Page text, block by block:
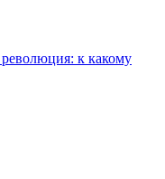
к какому